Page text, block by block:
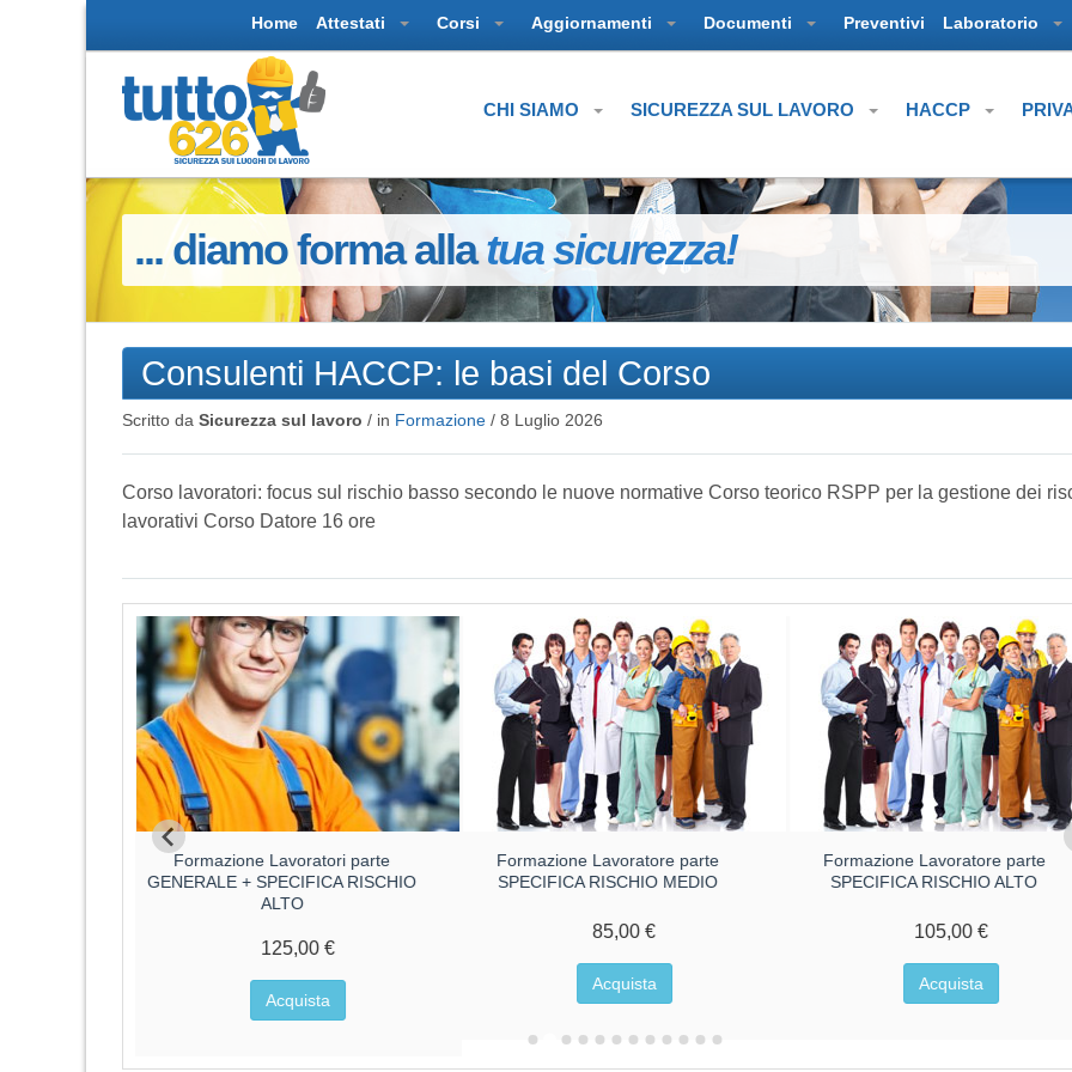
Home Attestati Corsi Aggiornamenti Documenti Preventivi Laboratorio
CHI SIAMO SICUREZZA SUL LAVORO HACCP
... diamo forma allatua sicurezza!
Consulenti HACCP: le basi del Corso
Scritto da Sicurezza sul lavoro / in Formazione / 8 Luglio 2026
Corso lavoratori: focus sul rischio basso secondo le nuove normative Corso teorico RSPP per la gestione dei
lavorativi Corso Datore 16 ore
Formazione Lavoratori parte
GENERALE + SPECIFICA RISCHIO
ALTO
125,00 €
Acquista
Formazione Lavoratore parte
SPECIFICA RISCHIO MEDIO
85,00 €
Acquista
Formazione Lavoratore parte
SPECIFICA RISCHIO ALTO
105,00 €
Acquista